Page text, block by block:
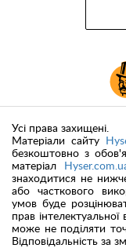
Усі права захищені.
Матеріали сайту
безкоштовно з
матеріал
знаходитися не
або часткового
умов буде
прав
може не поділяти
Відповідальність за